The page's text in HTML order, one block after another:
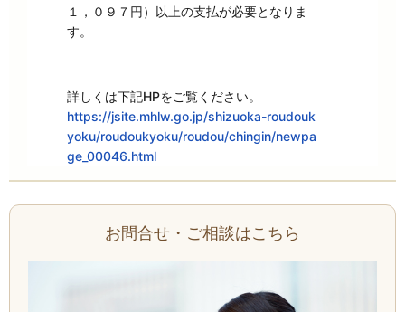
１，０９７円）以上の支払が必要となりま
す。
詳しくは下記HPをご覧ください。
https://jsite.mhlw.go.jp/shizuoka-roudouk
yoku/roudoukyoku/roudou/chingin/newpa
ge_00046.html
お問合せ・ご相談はこちら